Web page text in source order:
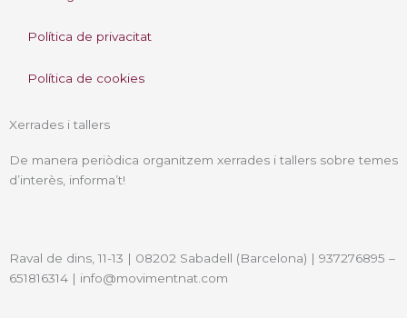
s
t
a
g
r
a
m
n
k
e
d
i
n
Política de privacitat
Política de cookies
Xerrades i tallers
De manera periòdica organitzem xerrades i tallers sobre temes
d’interès, informa’t!
Raval de dins, 11-13 | 08202 Sabadell (Barcelona) | 937276895 –
651816314 | info@movimentnat.com